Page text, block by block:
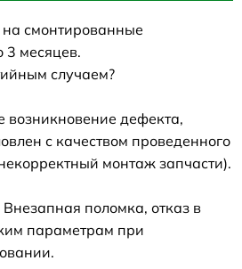
на смонтированные
месяцев.
случаем?
возникновение дефекта,
с качеством проведенного
монтаж запчасти).
поломка, отказ в
параметрам при